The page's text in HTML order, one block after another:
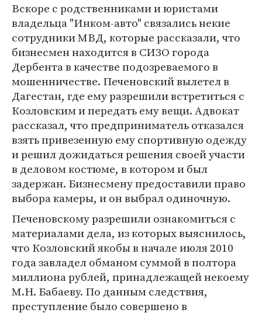
Вскоре с родственниками и юристами
владельца "Инком-авто" связались некие
сотрудники МВД, которые рассказали, что
бизнесмен находится в СИЗО города
Дербента в качестве подозреваемого в
мошенничестве. Печеновский вылетел в
Дагестан, где ему разрешили встретиться с
Козловским и передать ему вещи. Адвокат
рассказал, что предприниматель отказался
взять привезенную ему спортивную одежду
и решил дожидаться решения своей участи
в деловом костюме, в котором и был
задержан. Бизнесмену предоставили право
выбора камеры, и он выбрал одиночную.
Печеновскому разрешили ознакомиться с
материалами дела, из которых выяснилось,
что Козловский якобы в начале июля 2010
года завладел обманом суммой в полтора
миллиона рублей, принадлежащей некоему
М.Н. Бабаеву. По данным следствия,
преступление было совершено в